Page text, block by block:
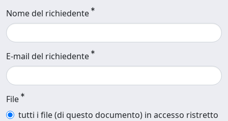
Nome del richiedente
E-mail del richiedente
File
tutti i file (di questo documento) in accesso ristretto